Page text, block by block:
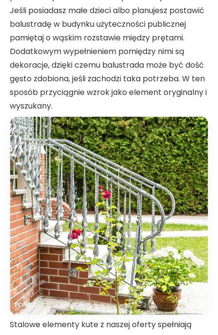
Jeśli posiadasz małe dzieci albo planujesz postawić
balustradę w budynku użyteczności publicznej
pamiętaj o wąskim rozstawie między prętami.
Dodatkowym wypełnieniem pomiędzy nimi są
dekoracje, dzięki czemu balustrada może być dość
gęsto zdobiona, jeśli zachodzi taka potrzeba. W ten
sposób przyciągnie wzrok jako element oryginalny i
wyszukany.
Stalowe elementy kute z naszej oferty spełniają